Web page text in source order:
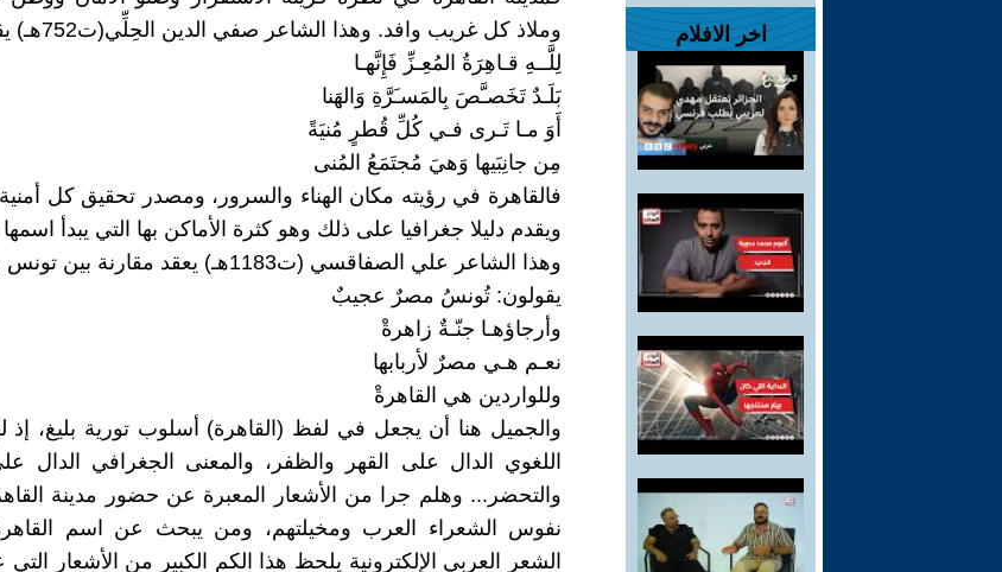
اخر الافلام
وملاذ كل غريب وافد. وهذا الشاعر صفي الدين الحِلِّي(ت752هـ) يقول:
لِلَّــهِ قـاهِرَةُ المُعِـزِّ فَإِنَّهـا
بَلَـدٌ تَخَصـَّصَ بِالمَسـَرَّةِ وَالهَنا
أَوَ مـا تَـرى فـي كُلِّ قُطرٍ مُنيَةً
مِن جانِبَيها وَهيَ مُجتَمَعُ المُنى
فالقاهرة في رؤيته مكان الهناء والسرور، ومصدر تحقيق كل
ويقدم دليلا جغرافيا على ذلك وهو كثرة الأماكن بها التي يبدأ
وهذا الشاعر علي الصفاقسي (ت1183هـ) يعقد مقارنة بين تونس والقاهرة قائلاً:
يقولون: تُونسُ مصرٌ عجيبٌ
وأرجاؤهـا جنّـةٌ زاهرةْ
نعـم هـي مصرٌ لأربابها
وللواردين هي القاهرةْ
والجميل هنا أن يجعل في لفظ (القاهرة) أسلوب تورية بليغ، إذ
اللغوي الدال على القهر والظفر، والمعنى الجغرافي الدال
والتحضر... وهلم جرا من الأشعار المعبرة عن حضور مدينة
نفوس الشعراء العرب ومخيلتهم، ومن يبحث عن اسم
الشعر العربي الإلكترونية يلحظ هذا الكم الكبير من الأشعار